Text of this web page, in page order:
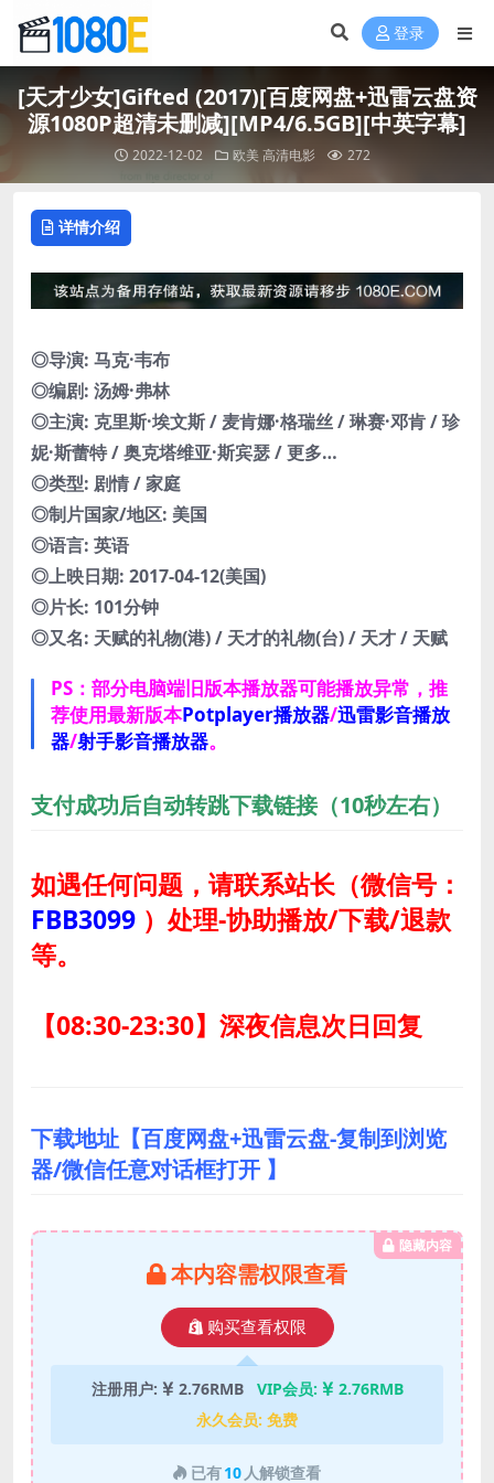
登录
[天才少女]Gifted (2017)[百度网盘+迅雷云盘资
源1080P超清未删减][MP4/6.5GB][中英字幕]
2022-12-02 欧美高清电影 272
详情介绍
◎导演: 马克·韦布
◎编剧: 汤姆·弗林
◎主演: 克里斯·埃文斯 / 麦肯娜·格瑞丝 / 琳赛·邓肯 / 珍
妮·斯蕾特 / 奥克塔维亚·斯宾瑟 / 更多…
◎类型: 剧情 / 家庭
◎制片国家/地区: 美国
◎语言: 英语
◎上映日期: 2017-04-12(美国)
◎片长: 101分钟
◎又名: 天赋的礼物(港) / 天才的礼物(台) / 天才 / 天赋
PS：部分电脑端旧版本播放器可能播放异常，推
荐使用最新版本Potplayer播放器/迅雷影音播放
器/射手影音播放器。
支付成功后自动转跳下载链接（10秒左右）
如遇任何问题，请联系站长（微信号：
FBB3099 ） 处理-协助播放/下载/退款
等。
【08:30-23:30】深夜信息次日回复
下载地址【百度网盘+迅雷云盘-复制到浏览
器/微信任意对话框打开 】
隐藏内容
本内容需权限查看
购买查看权限
注册用户: 2.76RMB VIP会员:
2.76RMB
永久会员: 免费
已有10 人解锁查看